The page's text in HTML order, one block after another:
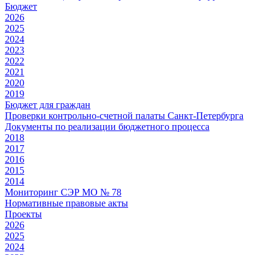
Бюджет
2026
2025
2024
2023
2022
2021
2020
2019
Бюджет для граждан
Проверки контрольно-счетной палаты Санкт-Петербурга
Документы по реализации бюджетного процесса
2018
2017
2016
2015
2014
Мониторинг СЭР МО № 78
Нормативные правовые акты
Проекты
2026
2025
2024